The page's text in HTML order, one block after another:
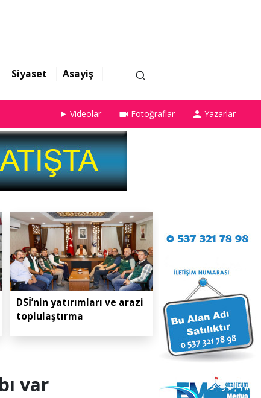
Siyaset
Asayiş
Videolar Fotoğraflar Yazarlar
DSİ’nin yatırımları ve arazi
toplulaştırma
var